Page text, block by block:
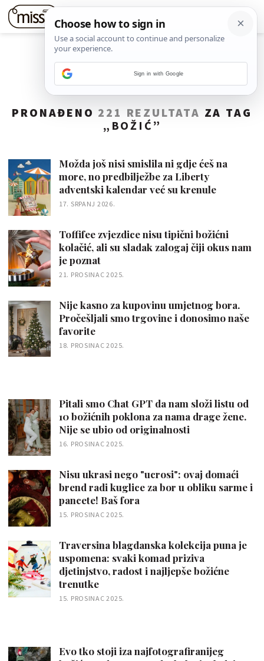
PRONAĐENO 221 REZULTATA ZA TAG
„ BOŽIĆ ”
Možda još nisi smislila ni gdje ćeš na
more, no predbilježbe za Liberty
adventski kalendar već su krenule
17. SRPANJ 2026.
Toffifee zvjezdice nisu tipični božićni
kolačić, ali su sladak zalogaj čiji okus nam
je poznat
21. PROSINAC 2025.
Nije kasno za kupovinu umjetnog bora.
Pročešljali smo trgovine i donosimo naše
favorite
18. PROSINAC 2025.
Pitali smo Chat GPT da nam složi listu od
10 božićnih poklona za nama drage žene.
Nije se ubio od originalnosti
16. PROSINAC 2025.
Nisu ukrasi nego "ucrosi": ovaj domaći
brend radi kuglice za bor u obliku sarme i
pancete! Baš fora
15. PROSINAC 2025.
Traversina blagdanska kolekcija puna je
uspomena: svaki komad priziva
djetinjstvo, radost i najljepše božićne
trenutke
15. PROSINAC 2025.
Evo tko stoji iza najfotografiranijeg
Sign in with Google